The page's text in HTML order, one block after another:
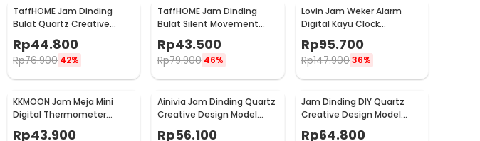
TaffHOME Jam Dinding
Bulat Quartz Creative
Design Modern 29cm -
H6588
Rp44.800
Rp76.900 42%
TaffHOME Jam Dinding
Bulat Silent Movement
Quartz Model Modern 29cm
- H6589
Rp43.500
Rp79.900 46%
Lovin Jam Weker Alarm
Digital Kayu Clock
- TX602
Rp95.700
Rp147.90036%
KKMOON Jam Meja Mini
Digital Thermometer
Hygrometer Weather
Rp43.900
Ainivia Jam Dinding Quartz
Creative Design Model
Luminous 30cm - MM61WC
Rp56.100
Jam Dinding DIY Quartz
Creative Design Model
Deer Head 80cm - Q8073
Rp64.800